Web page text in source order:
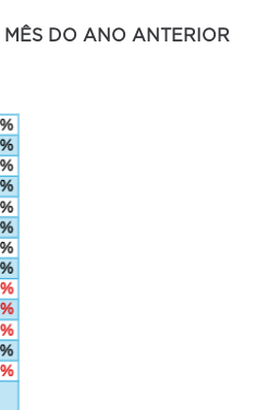
DO ANO ANTERIOR